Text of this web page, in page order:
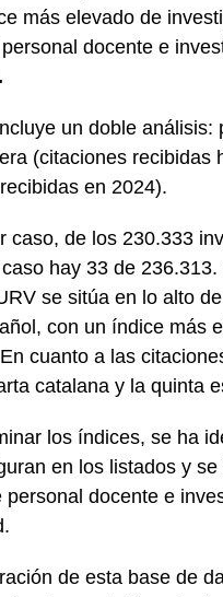
más elevado de
docente e
un doble
(citaciones recibidas
en 2024).
caso, de los 230.333
hay 33 de
se sitúa en lo alto
con un índice más
cuanto a las
catalana y la quinta
los índices, se ha
en los listados y
personal docente e
de esta base de